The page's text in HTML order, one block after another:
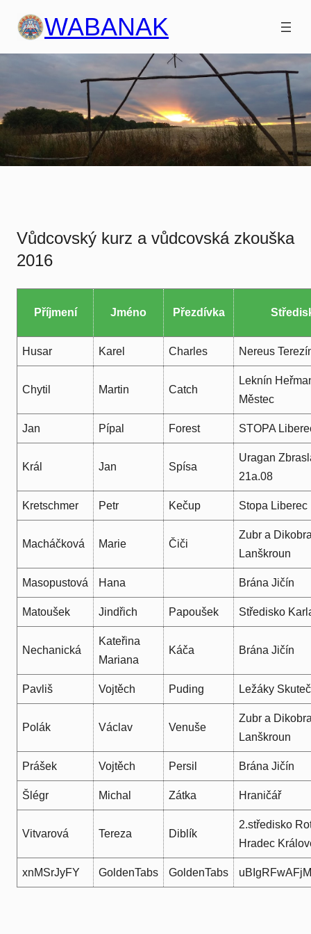
WABANAK
Vůdcovský kurz a vůdcovská zkouška
2016
Příjmení Jméno Přezdívka
Husar Karel Charles Nereus
Chytil Martin Catch
Leknín
Městec
Jan Pípal Forest STOPA
Král Jan Spísa
Uragan
21a.08
Kretschmer Petr Kečup Stopa Liberec
Macháčková Marie Čiči
Zubr a
Lanškroun
Masopustová Hana Brána Jičín
Matoušek Jindřich Papoušek Středisko
Nechanická
Kateřina
Mariana
Káča Brána Jičín
Pavliš Vojtěch Puding Ležáky Skuteč
Polák Václav Venuše
Zubr a
Lanškroun
Prášek Vojtěch Persil Brána Jičín
Šlégr Michal Zátka Hraničář
Vitvarová Tereza Diblík
2.středisko
Hradec
xnMSrJyFY GoldenTabs GoldenTabs